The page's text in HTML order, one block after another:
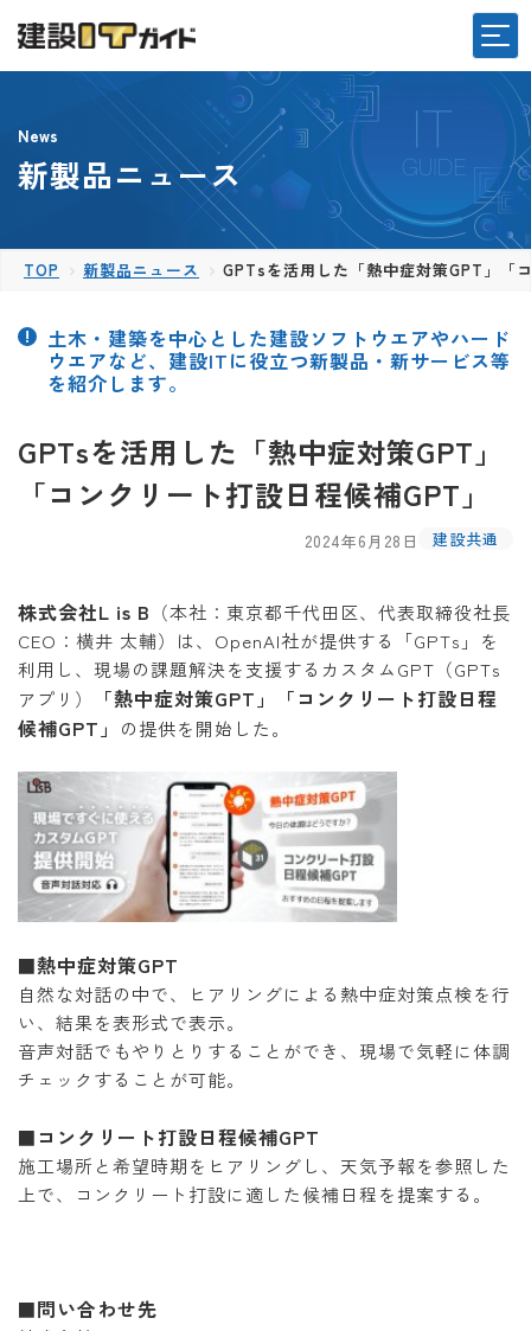
News
新製品ニュース
TOP 新製品ニュース GPTsを活用した「熱中症対策GPT」「
土木・建築を中心とした建設ソフトウエアやハード
ウエアなど、建設ITに役立つ新製品・新サービス等
を紹介します。
GPTsを活用した「熱中症対策GPT」
「コンクリート打設日程候補GPT」
2024年6月28日 建設共通
株式会社L is B （本社：東京都千代田区、代表取締役社長
CEO：横井 太輔）は、OpenAI社が提供する「GPTs」を
利用し、現場の課題解決を支援するカスタムGPT（GPTs
アプリ）
「熱中症対策GPT」「コンクリート打設日程
候補GPT」
の提供を開始した。
■熱中症対策GPT
自然な対話の中で、ヒアリングによる熱中症対策点検を行
い、結果を表形式で表示。
音声対話でもやりとりすることができ、現場で気軽に体調
チェックすることが可能。
■ コンクリート打設日程候補GPT
施工場所と希望時期をヒアリングし、天気予報を参照した
上で、コンクリート打設に適した候補日程を提案する。
■問い合わせ先